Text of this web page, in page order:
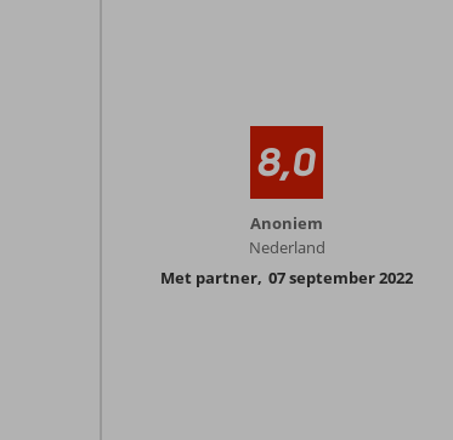
8,0
Anoniem
Nederland
Met partner, 07 september 2022